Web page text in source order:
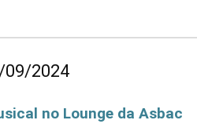
09/2024
no Lounge da Asbac